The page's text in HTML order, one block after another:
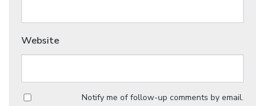
Website
Notify me of follow-up comments by email.